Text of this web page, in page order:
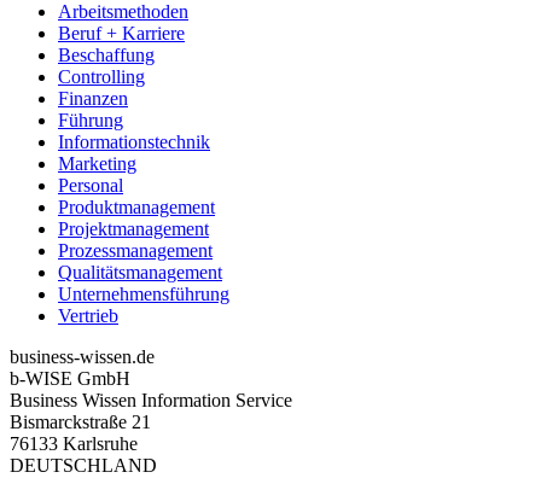
Arbeitsmethoden
Beruf + Karriere
Beschaffung
Controlling
Finanzen
Führung
Informationstechnik
Marketing
Personal
Produktmanagement
Projektmanagement
Prozessmanagement
Qualitätsmanagement
Unternehmensführung
Vertrieb
business-wissen.de
b-WISE GmbH
Business Wissen Information Service
Bismarckstraße 21
76133 Karlsruhe
DEUTSCHLAND